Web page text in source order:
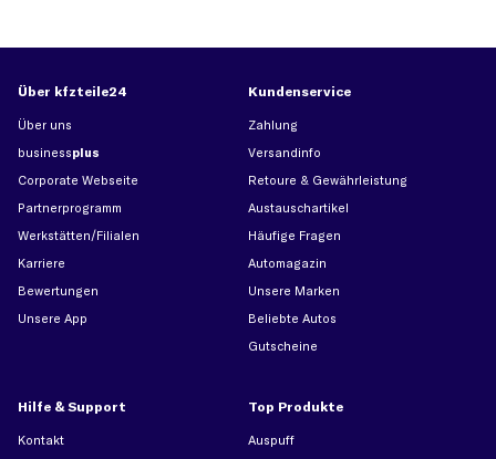
Über kfzteile24
Über uns
businessplus
Corporate Webseite
Partnerprogramm
Werkstätten/Filialen
Karriere
Bewertungen
Unsere App
Kundenservice
Zahlung
Versandinfo
Retoure & Gewährleistung
Austauschartikel
Häufige Fragen
Automagazin
Unsere Marken
Beliebte Autos
Gutscheine
Hilfe & Support
Kontakt
Top Produkte
Auspuff